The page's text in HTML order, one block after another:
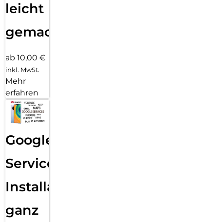
leicht
gemacht!
ab 10,00 €
inkl. MwSt.
Mehr
erfahren
Google
Services
Installation
ganz